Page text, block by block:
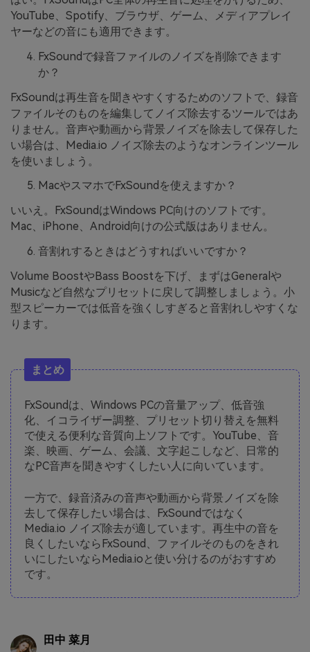
YouTube、Spotify、ブラウザ、ゲーム、メディアプレイ
ヤーなどの音にも適用できます。
FxSoundで録音ファイルのノイズを削除できます
か？
FxSoundは再生音を聞きやすくするためのソフトで、録音
ファイルそのものを編集してノイズ除去するツールではあ
りません。音声や動画から背景ノイズを除去して保存した
い場合は、Media.io ノイズ除去のようなオンラインツール
を使いましょう。
MacやスマホでFxSoundを使えますか？
いいえ。FxSoundはWindows PC向けのソフトです。
Mac、iPhone、Android向けの公式版はありません。
音割れするときはどうすればいいですか？
Volume BoostやBass Boostを下げ、まずはGeneralや
Musicなど自然なプリセットに戻して調整しましょう。小
型スピーカーでは低音を強くしすぎると音割れしやすくな
ります。
まとめ
FxSoundは、Windows PCの音量アップ、低音強
化、イコライザー調整、プリセット切り替えを無料
で使える便利な音質向上ソフトです。YouTube、音
楽、映画、ゲーム、会議、文字起こしなど、日常的
なPC音声を聞きやすくしたい人に向いています。
一方で、録音済みの音声や動画から背景ノイズを除
去して保存したい場合は、FxSoundではなく
Media.io ノイズ除去が適しています。再生中の音を
良くしたいならFxSound、ファイルそのものをきれ
いにしたいならMedia.ioと使い分けるのがおすすめ
です。
田中 菜月